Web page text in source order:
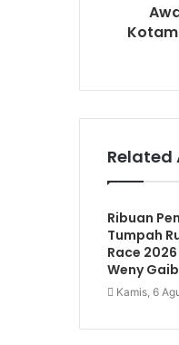
Related
Ribuan
Tumpah
Race
Weny Gaib
Kamis, 6